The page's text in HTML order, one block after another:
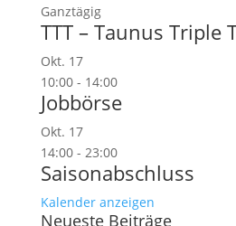
Ganztägig
TTT – Taunus Triple
Okt. 17
10:00- 14:00
Jobbörse
Okt. 17
14:00- 23:00
Saisonabschluss
Kalender anzeigen
Neueste Beiträge